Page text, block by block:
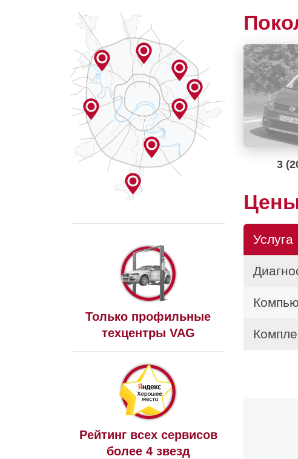
Только профильные
техцентры VAG
Рейтинг всех сервисов
более 4 звезд
3
Услуга